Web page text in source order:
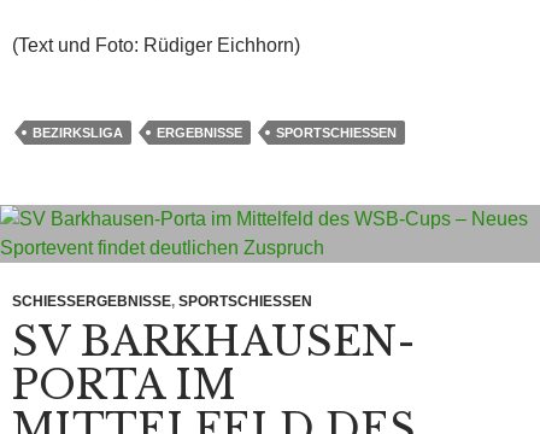
(Text und Foto: Rüdiger Eichhorn)
BEZIRKSLIGA ERGEBNISSE SPORTSCHIESSEN
SCHIESSERGEBNISSE , SPORTSCHIESSEN
SV BARKHAUSEN-
PORTA IM